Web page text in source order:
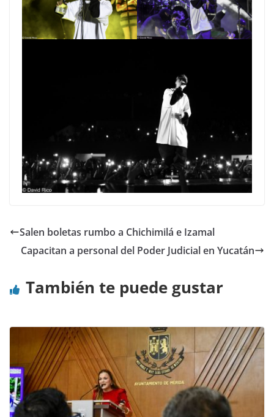
Salen boletas rumbo a Chichimilá e Izamal
Capacitan a personal del Poder Judicial en Yucatán
También te puede gustar